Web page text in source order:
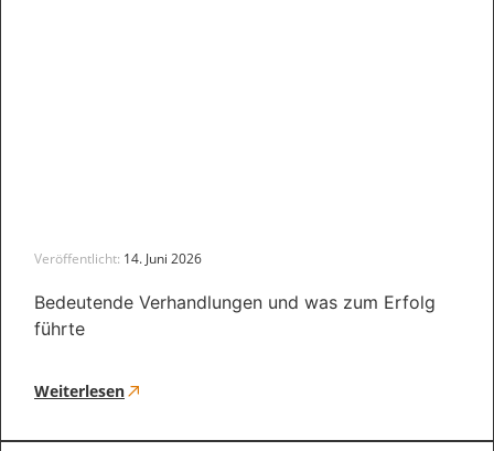
Veröffentlicht: 14. Juni 2026
Bedeutende Verhandlungen und was zum Erfolg
führte
Weiterlesen